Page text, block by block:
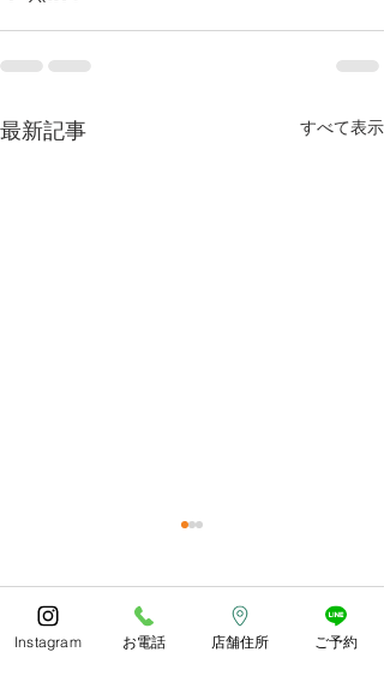
最新記事 すべて表示
あっとゆう間の1年でしたね
皆様どのようにお過ごしでし
コメント
Instagram お電話 店舗住所 ご予約